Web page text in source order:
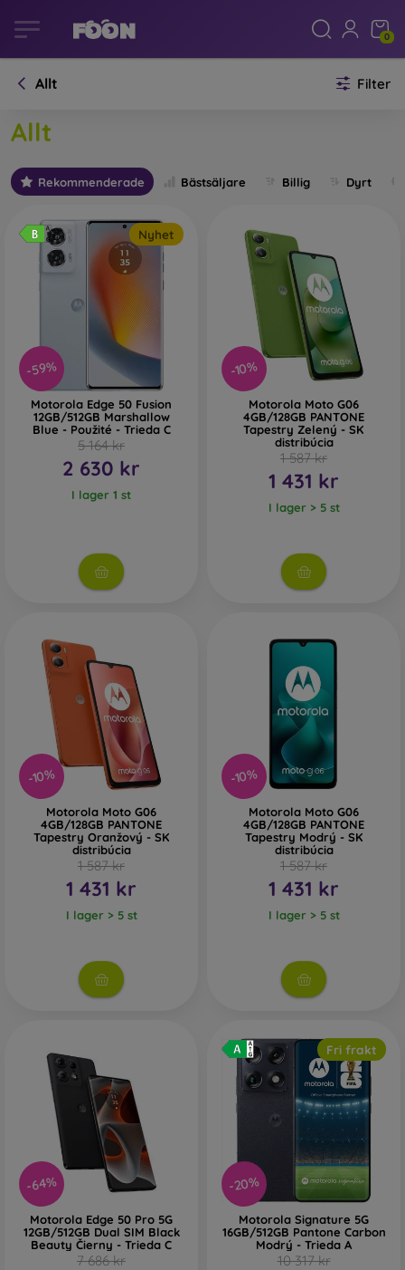
0
Allt Filter
Allt
Rekommenderade Bästsäljare Billig Dyrt
-59%
Nyhet
Motorola Edge 50 Fusion
12GB/512GB Marshallow
Blue - Použité - Trieda C
5 164 kr
2 630 kr
I lager 1 st
-10%
Motorola Moto G06
4GB/128GB PANTONE
Tapestry Zelený - SK
distribúcia
1 587 kr
1 431 kr
I lager > 5 st
-10%
Motorola Moto G06
4GB/128GB PANTONE
Tapestry Oranžový - SK
distribúcia
1 587 kr
1 431 kr
I lager > 5 st
-10%
Motorola Moto G06
4GB/128GB PANTONE
Tapestry Modrý - SK
distribúcia
1 587 kr
1 431 kr
I lager > 5 st
-64%
Motorola Edge 50 Pro 5G
12GB/512GB Dual SIM Black
Beauty Čierny - Trieda C
7 686 kr
-20%
Fri frakt
Motorola Signature 5G
16GB/512GB Pantone Carbon
Modrý - Trieda A
10 317 kr